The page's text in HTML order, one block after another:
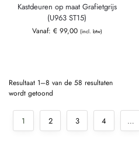
Kastdeuren op maat Grafietgrijs
(U963 ST15)
Vanaf: €99,00 (incl. btw)
Resultaat 1–8 van de 58 resultaten
wordt getoond
1 2 3 4 …